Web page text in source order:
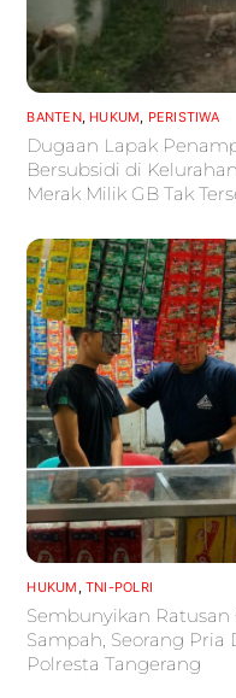
BANTEN, HUKUM PERISTIWA
Dugaan Lapak
Bersubsidi di
Merak Milik GB Tak
HUKUM TNI-POLRI
Sembunyikan Ratusan
Sampah, Seorang Pria
Polresta Tangerang